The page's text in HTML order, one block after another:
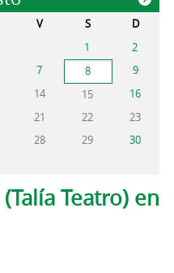
V S
D
1
2
7 8
9
14 15
16
21 22
23
28 29
30
Teatro) en